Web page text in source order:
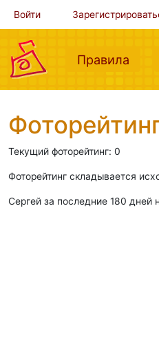
Войти
Правила
Текущий фоторейтинг: 0
Фоторейтинг складывается
Сергей за последние 180 дней